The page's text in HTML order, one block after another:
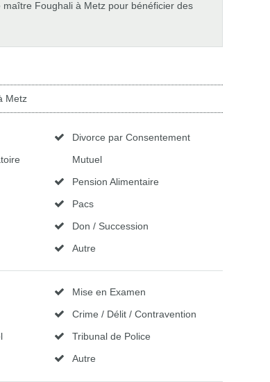
Foughali à Metz pour bénéficier des
Metz
Divorce par Consentement
Mutuel
Pension Alimentaire
Pacs
Don / Succession
Autre
Mise en Examen
Crime / Délit / Contravention
Tribunal de Police
Autre